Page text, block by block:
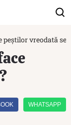
peștilor vreodată
WHATSAPP